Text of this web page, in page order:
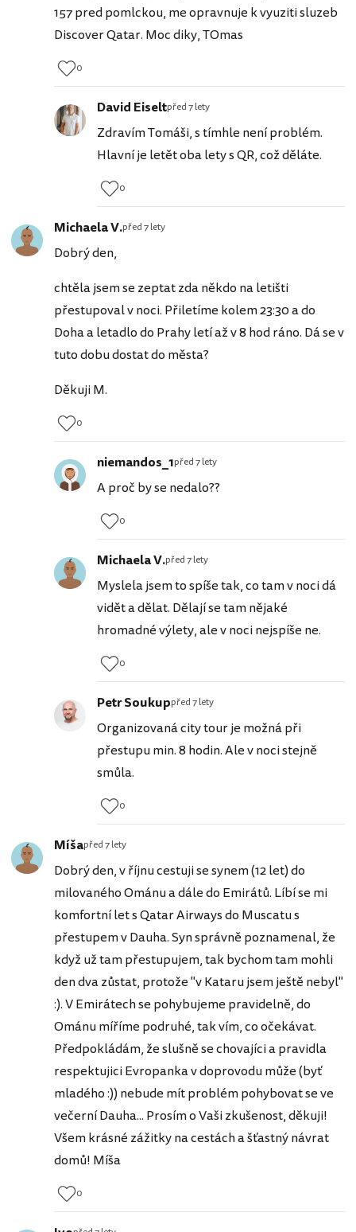
157 pred pomlckou, me opravnuje k vyuziti sluzeb
Discover Qatar. Moc diky, TOmas
0
David Eiseltpřed 7 lety
Zdravím Tomáši, s tímhle není problém.
Hlavní je letět oba lety s QR, což děláte.
0
Michaela V.před 7 lety
Dobrý den,
chtěla jsem se zeptat zda někdo na letišti
přestupoval v noci. Přiletíme kolem 23:30 a do
Doha a letadlo do Prahy letí až v 8 hod ráno. Dá se v
tuto dobu dostat do města?
Děkuji M.
0
niemandos_1před 7 lety
A proč by se nedalo??
0
Michaela V.před 7 lety
Myslela jsem to spíše tak, co tam v noci dá
vidět a dělat. Dělají se tam nějaké
hromadné výlety, ale v noci nejspíše ne.
0
Petr Soukuppřed 7 lety
Organizovaná city tour je možná při
přestupu min. 8 hodin. Ale v noci stejně
smůla.
0
Míšapřed 7 lety
Dobrý den, v říjnu cestuji se synem (12 let) do
milovaného Ománu a dále do Emirátů. Líbí se mi
komfortní let s Qatar Airways do Muscatu s
přestupem v Dauha. Syn správně poznamenal, že
když už tam přestupujem, tak bychom tam mohli
den dva zůstat, protože "v Kataru jsem ještě nebyl"
:). V Emirátech se pohybujeme pravidelně, do
Ománu míříme podruhé, tak vím, co očekávat.
Předpokládám, že slušně se chovajíci a pravidla
respektujici Evropanka v doprovodu může (byť
mladého :)) nebude mít problém pohybovat se ve
večerní Dauha... Prosím o Vaši zkušenost, děkuji!
Všem krásné zážitky na cestách a šťastný návrat
domů! Míša
0